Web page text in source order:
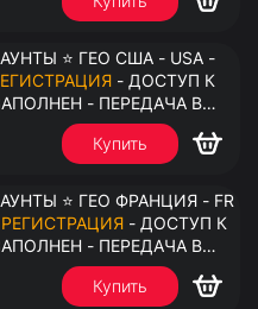
⭐ SNAPCHAT ADS АККАУНТЫ ⭐ ГЕО США - USA -
- ДОСТУП К
- ПЕРЕДАЧА В
Купить
ФРАНЦИЯ - FR
- ДОСТУП К
- ПЕРЕДАЧА В
Купить